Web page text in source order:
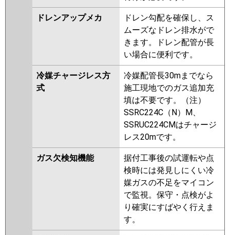
ドレンアップメカ
ドレン勾配を確保し、ス
ムーズなドレン排水がで
きます。ドレン配管が長
い場合に便利です。
冷媒チャージレス方
式
冷媒配管長30mまでなら
施工現地でのガス追加充
填は不要です。（注）
SSRC224C（N）M、
SSRUC224CMはチャージ
レス20mです。
ガス欠検知機能
据付工事後の試運転や点
検時には発見しにくい冷
媒ガスの不足をマイコン
で監視。保守・点検がよ
り確実にすばやく行えま
す。